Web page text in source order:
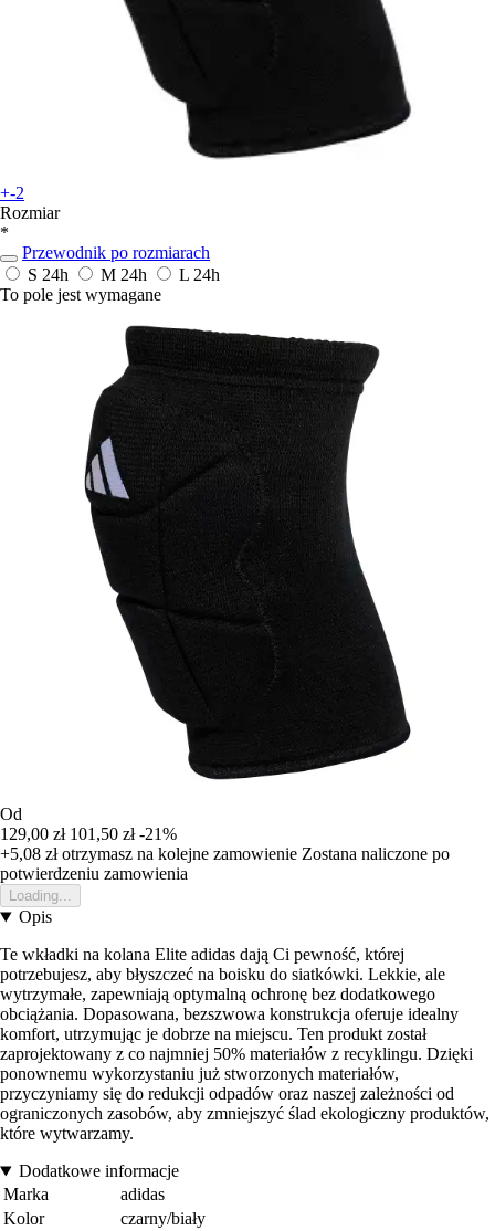
+-2
Rozmiar
*
Przewodnik po rozmiarach
S 24h M 24h L 24h
To pole jest wymagane
Od
129,00 zł 101,50 zł -21%
+5,08 złotrzymasz na kolejne zamowienie Zostana naliczone po
potwierdzeniu zamowienia
Loading...
Opis
Te wkładki na kolana Elite adidas dają Ci pewność, której
potrzebujesz, aby błyszczeć na boisku do siatkówki. Lekkie, ale
wytrzymałe, zapewniają optymalną ochronę bez dodatkowego
obciążania. Dopasowana, bezszwowa konstrukcja oferuje idealny
komfort, utrzymując je dobrze na miejscu. Ten produkt został
zaprojektowany z co najmniej 50% materiałów z recyklingu. Dzięki
ponownemu wykorzystaniu już stworzonych materiałów,
przyczyniamy się do redukcji odpadów oraz naszej zależności od
ograniczonych zasobów, aby zmniejszyć ślad ekologiczny produktów,
które wytwarzamy.
Dodatkowe informacje
Marka
adidas
Kolor
czarny/biały